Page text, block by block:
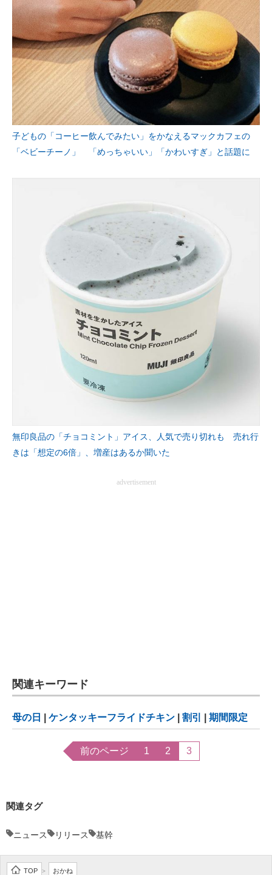
子どもの「コーヒー飲んでみたい」をかなえるマックカフェの
「ベビーチーノ」 「めっちゃいい」「かわいすぎ」と話題に
無印良品の「チョコミント」アイス、人気で売り切れも 売れ行
きは「想定の6倍」、増産はあるか聞いた
advertisement
関連キーワード
母の日 ケンタッキーフライドチキン 割引 期間限定
前のページ 1 2 3
関連タグ
ニュース リリース 基幹
TOP > おかね